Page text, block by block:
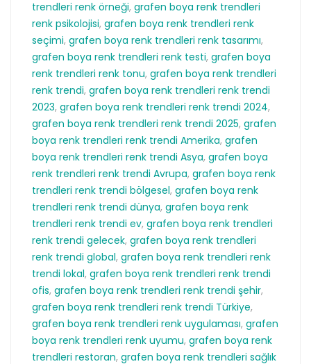
trendleri renk örneği, grafen boya renk trendleri
renk psikolojisi, grafen boya renk trendleri renk
seçimi, grafen boya renk trendleri renk tasarımı,
grafen boya renk trendleri renk testi, grafen boya
renk trendleri renk tonu, grafen boya renk trendleri
renk trendi, grafen boya renk trendleri renk trendi
2023, grafen boya renk trendleri renk trendi 2024,
grafen boya renk trendleri renk trendi 2025, grafen
boya renk trendleri renk trendi Amerika, grafen
boya renk trendleri renk trendi Asya, grafen boya
renk trendleri renk trendi Avrupa, grafen boya renk
trendleri renk trendi bölgesel, grafen boya renk
trendleri renk trendi dünya, grafen boya renk
trendleri renk trendi ev, grafen boya renk trendleri
renk trendi gelecek, grafen boya renk trendleri
renk trendi global, grafen boya renk trendleri renk
trendi lokal, grafen boya renk trendleri renk trendi
ofis, grafen boya renk trendleri renk trendi şehir,
grafen boya renk trendleri renk trendi Türkiye,
grafen boya renk trendleri renk uygulaması, grafen
boya renk trendleri renk uyumu, grafen boya renk
trendleri restoran, grafen boya renk trendleri sağlık